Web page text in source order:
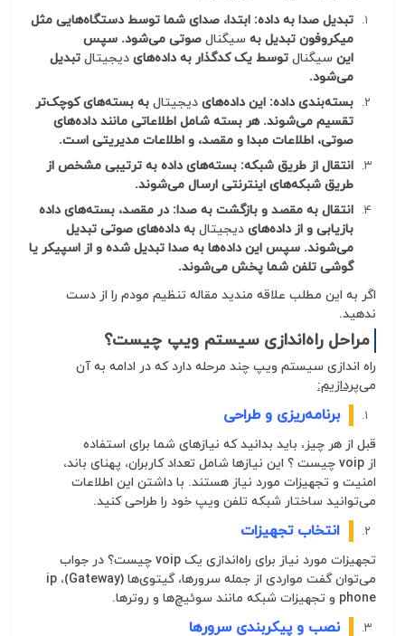
تبدیل صدا به داده: ابتدا، صدای شما توسط دستگاه‌هایی مثل
میکروفون تبدیل به سیگنال صوتی می‌شود. سپس
این سیگنال توسط یک کدگذار به داده‌های دیجیتال تبدیل
می‌شود.
بسته‌بندی داده: این داده‌های دیجیتال به بسته‌های کوچک‌تر
تقسیم می‌شوند. هر بسته شامل اطلاعاتی مانند داده‌های
صوتی، اطلاعات مبدا و مقصد، و اطلاعات مدیریتی است.
انتقال از طریق شبکه: بسته‌های داده به ترتیبی مشخص از
طریق شبکه‌های اینترنتی ارسال می‌شوند.
انتقال به مقصد و بازگشت به صدا: در مقصد، بسته‌های داده
بازیابی و از داده‌های دیجیتال به داده‌های صوتی تبدیل
می‌شوند. سپس این داده‌ها به صدا تبدیل شده و از اسپیکر یا
گوشی تلفن شما پخش می‌شوند.
اگر به این مطلب علاقه مندید مقاله تنظیم مودم را از دست
ندهید.
مراحل راه‌اندازی سیستم ویپ چیست؟
راه اندازی سیستم ویپ چند مرحله دارد که در ادامه به آن
می‌پردازیم:
برنامه‌ریزی و طراحی
قبل از هر چیز، باید بدانید که نیازهای شما برای استفاده
از voip چیست ؟ این نیازها شامل تعداد کاربران، پهنای باند،
امنیت و تجهیزات مورد نیاز هستند. با داشتن این اطلاعات
می‌توانید ساختار شبکه تلفن ويپ خود را طراحی کنید.
انتخاب تجهیزات
تجهیزات مورد نیاز برای راه‌اندازی یک voip چیست؟ در جواب
می‌توان گفت مواردی از جمله سرورها، گیتوی‌ها (Gateway)،
ip
phone و تجهیزات شبکه مانند سوئیچ‌ها و روترها.
نصب و پیکربندی سرورها